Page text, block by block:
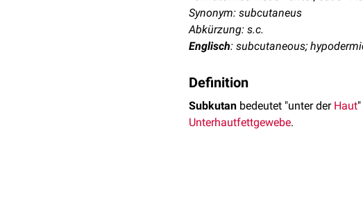
Synonym: subcutaneus
Abkürzung: s.c.
Englisch: subcutaneous;
Definition
Subkutan bedeutet "unter der Haut
Unterhautfettgewebe.